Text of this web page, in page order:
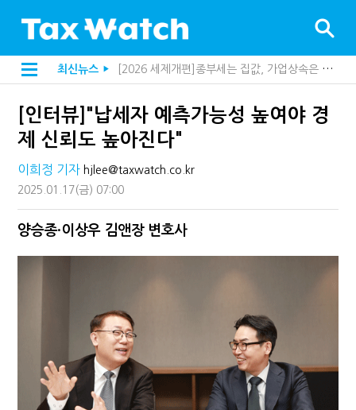
최신뉴스 ▶ [2026 세제개편]종부세는 집값, 가업상속은 기술…납세자가 꼭 볼 5가지
해외 안 갔는데 긁힌 신용카드…관세청이 몇분 만에 찾아낸 비결은?
[2026 세제개편]10년 실거주도 불안…1주택자 세 부담 어떻게 달라질까
전자담배 통관, 이제 제품이 아니라 공급망을 본다
[인터뷰]중앙정부 돈으로만 못 산다…지자체도 '경영'의 시대
반도체·AI로봇 국내 생산땐 세금 깎아준다
[인터뷰]"납세자 예측가능성 높여야 경
제 신뢰도 높아진다"
이희정 기자 hjlee@taxwatch.co.kr
2025.01.17 (금) 07:00
양승종·이상우 김앤장 변호사